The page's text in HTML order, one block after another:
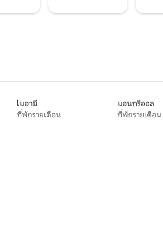
ไมอามี
ที่พักรายเดือน
มอนทรีออล
ที่พักรายเดือน